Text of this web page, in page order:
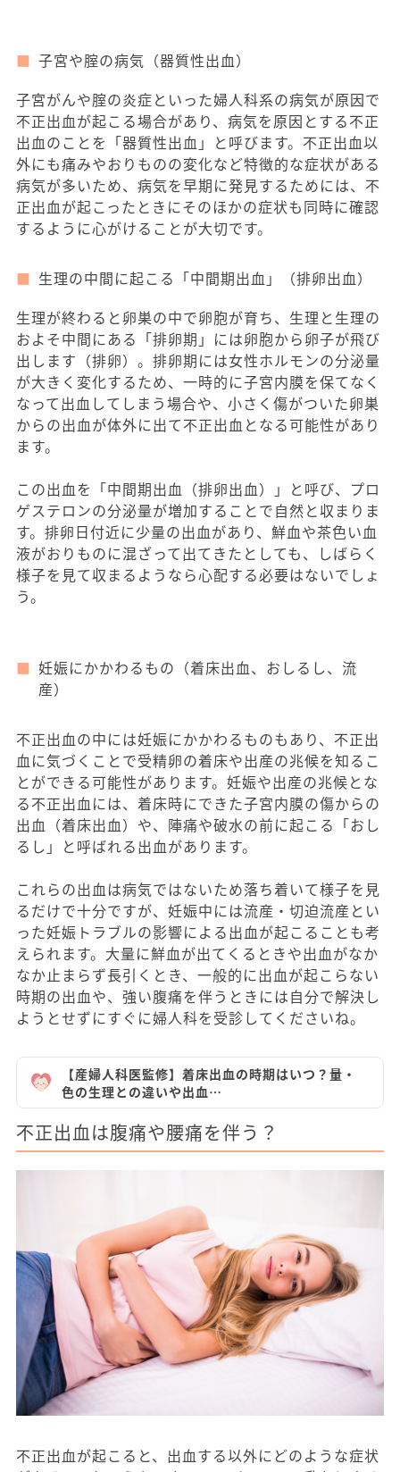
子宮や腟の病気（器質性出血）
子宮がんや腟の炎症といった婦人科系の病気が原因で
不正出血が起こる場合があり、病気を原因とする不正
出血のことを「器質性出血」と呼びます。不正出血以
外にも痛みやおりものの変化など特徴的な症状がある
病気が多いため、病気を早期に発見するためには、不
正出血が起こったときにそのほかの症状も同時に確認
するように心がけることが大切です。
生理の中間に起こる「中間期出血」（排卵出血）
生理が終わると卵巣の中で卵胞が育ち、生理と生理の
およそ中間にある「排卵期」には卵胞から卵子が飛び
出します（排卵）。排卵期には女性ホルモンの分泌量
が大きく変化するため、一時的に子宮内膜を保てなく
なって出血してしまう場合や、小さく傷がついた卵巣
からの出血が体外に出て不正出血となる可能性があり
ます。
この出血を「中間期出血（排卵出血）」と呼び、プロ
ゲステロンの分泌量が増加することで自然と収まりま
す。排卵日付近に少量の出血があり、鮮血や茶色い血
液がおりものに混ざって出てきたとしても、しばらく
様子を見て収まるようなら心配する必要はないでしょ
う。
妊娠にかかわるもの（着床出血、おしるし、流
産）
不正出血の中には妊娠にかかわるものもあり、不正出
血に気づくことで受精卵の着床や出産の兆候を知るこ
とができる可能性があります。妊娠や出産の兆候とな
る不正出血には、着床時にできた子宮内膜の傷からの
出血（着床出血）や、陣痛や破水の前に起こる「おし
るし」と呼ばれる出血があります。
これらの出血は病気ではないため落ち着いて様子を見
るだけで十分ですが、妊娠中には流産・切迫流産とい
った妊娠トラブルの影響による出血が起こることも考
えられます。大量に鮮血が出てくるときや出血がなか
なか止まらず長引くとき、一般的に出血が起こらない
時期の出血や、強い腹痛を伴うときには自分で解決し
ようとせずにすぐに婦人科を受診してくださいね。
【産婦人科医監修】着床出血の時期はいつ？量・
色の生理との違いや出血…
不正出血は腹痛や腰痛を伴う？
不正出血が起こると、出血する以外にどのような症状